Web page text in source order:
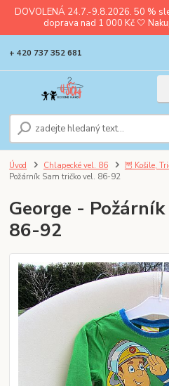
DOVOLENÁ 24.7.-9.8.2026. 50 %
doprava nad 1 000 Kč 🤍
+ 420 737 352 681
Úvod Chlapecké vel. 86 🦉 Košile,
Požárník Sam tričko vel. 86-92
George -
86-92